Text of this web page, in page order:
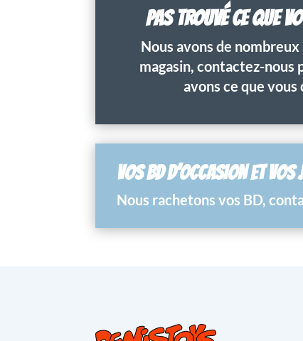
PAS TROUVÉ CE QUE
Nous avons de
magasin, contactez-nous
avons ce que vous
VOS BD D’OCCASION ET
Nous rachetons vos BD,